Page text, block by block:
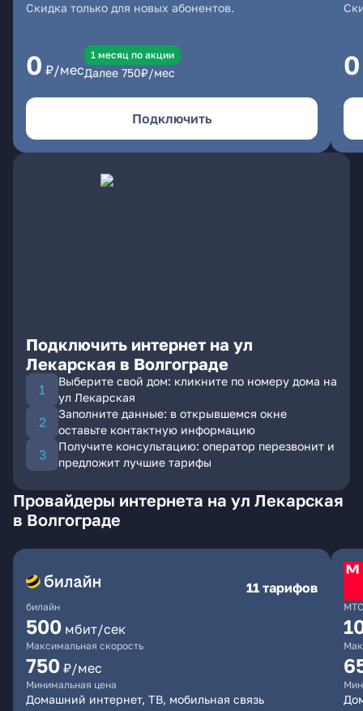
Скидка только для новых абонентов.
0 ₽/мес
1 месяц по акции
Далее 750₽/мес
Подключить
0
Подключить интернет на ул
Лекарская в Волгограде
Выберите свой дом: кликните по номеру дома на
ул Лекарская
Заполните данные: в открывшемся окне
оставьте контактную информацию
Получите консультацию: оператор перезвонит и
предложит лучшие тарифы
Провайдеры интернета на ул Лекарская
в Волгограде
билайн
11 тарифов
500 мбит/сек
Максимальная скорость
750 ₽/мес
Минимальная цена
Домашний интернет, ТВ, мобильная связь
МТС